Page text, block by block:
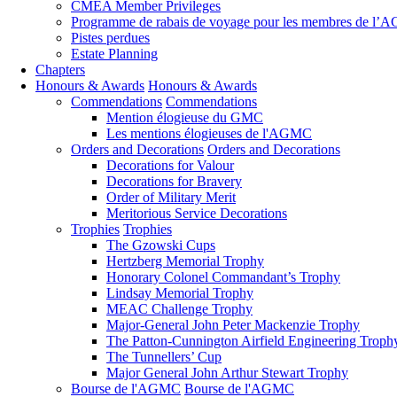
CMEA Member Privileges
Programme de rabais de voyage pour les membres de
Pistes perdues
Estate Planning
Chapters
Honours & Awards Honours & Awards
Commendations Commendations
Mention élogieuse du GMC
Les mentions élogieuses de l'AGMC
Orders and Decorations Orders and Decorations
Decorations for Valour
Decorations for Bravery
Order of Military Merit
Meritorious Service Decorations
Trophies Trophies
The Gzowski Cups
Hertzberg Memorial Trophy
Honorary Colonel Commandant’s Trophy
Lindsay Memorial Trophy
MEAC Challenge Trophy
Major-General John Peter Mackenzie Trophy
The Patton-Cunnington Airfield Engineering
The Tunnellers’ Cup
Major General John Arthur Stewart Trophy
Bourse de l'AGMC Bourse de l'AGMC